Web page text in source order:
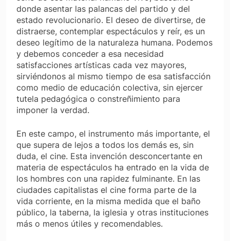
donde asentar las palancas del partido y del
estado revolucionario. El deseo de divertirse, de
distraerse, contemplar espectáculos y reír, es un
deseo legítimo de la naturaleza humana. Podemos
y debemos conceder a esa necesidad
satisfacciones artísticas cada vez mayores,
sirviéndonos al mismo tiempo de esa satisfacción
como medio de educación colectiva, sin ejercer
tutela pedagógica o constreñimiento para
imponer la verdad.
En este campo, el instrumento más importante, el
que supera de lejos a todos los demás es, sin
duda, el cine. Esta invención desconcertante en
materia de espectáculos ha entrado en la vida de
los hombres con una rapidez fulminante. En las
ciudades capitalistas el cine forma parte de la
vida corriente, en la misma medida que el baño
público, la taberna, la iglesia y otras instituciones
más o menos útiles y recomendables.